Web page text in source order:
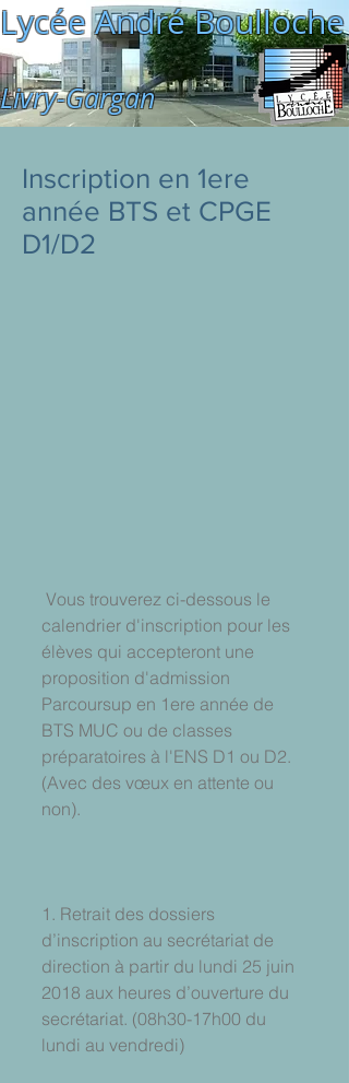
Lycée André Boulloche
Livry-Gargan
Inscription en 1ere
année BTS et CPGE
D1/D2
calendrier d'inscription pour les
élèves qui accepteront une
proposition d'admission
Parcoursup en 1ere année de
BTS MUC ou de classes
préparatoires à l'ENS D1 ou D2.
(Avec des vœux en attente ou
non).
1. Retrait des dossiers
d’inscription au secrétariat de
direction à partir du lundi 25 juin
2018 aux heures d’ouverture du
secrétariat. (08h30-17h00 du
lundi au vendredi)